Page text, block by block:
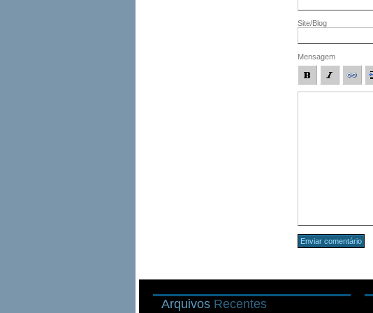
Site/Blog
Mensagem
Arquivos Recentes